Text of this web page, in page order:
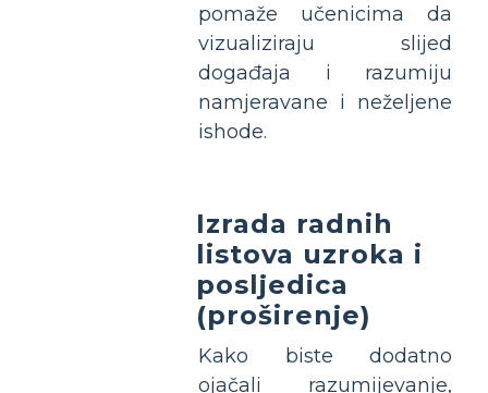
pomaže učenicima da
vizualiziraju slijed
događaja i razumiju
namjeravane i neželjene
ishode.
Izrada radnih
listova uzroka i
posljedica
(proširenje)
Kako biste dodatno
ojačali razumijevanje,